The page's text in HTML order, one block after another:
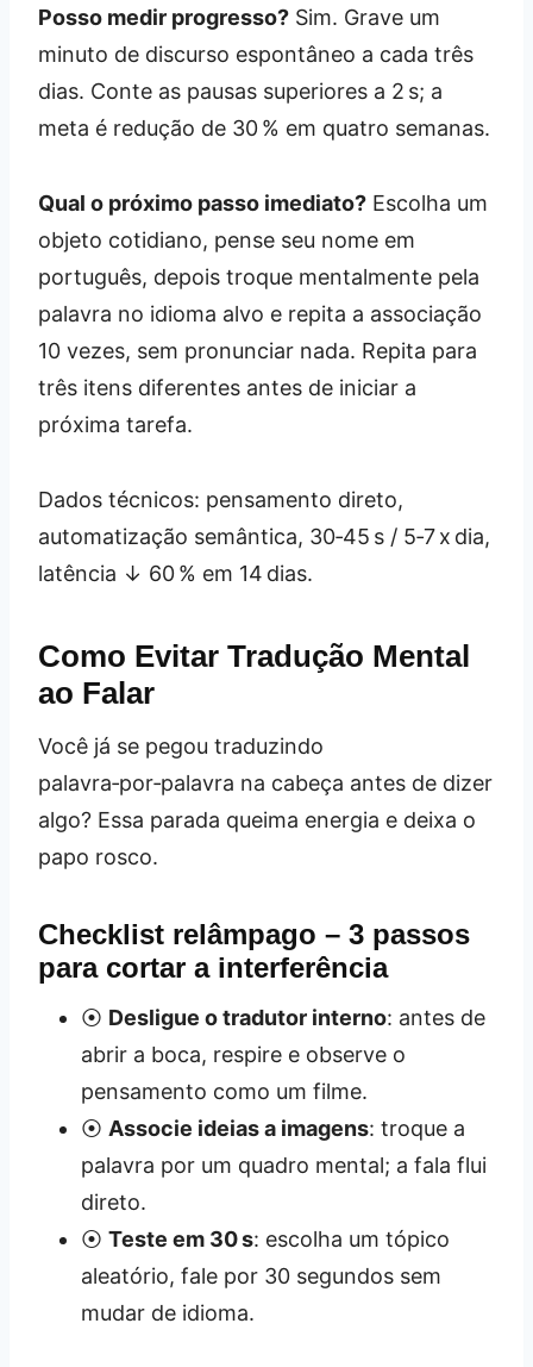
Posso medir progresso? Sim. Grave um
minuto de discurso espontâneo a cada três
dias. Conte as pausas superiores a 2 s; a
meta é redução de 30 % em quatro semanas.
Qual o próximo passo imediato? Escolha um
objeto cotidiano, pense seu nome em
português, depois troque mentalmente pela
palavra no idioma alvo e repita a associação
10 vezes, sem pronunciar nada. Repita para
três itens diferentes antes de iniciar a
próxima tarefa.
Dados técnicos: pensamento direto,
automatização semântica, 30‑45 s / 5‑7 x dia,
latência ↓ 60 % em 14 dias.
Como Evitar Tradução Mental
ao Falar
Você já se pegou traduzindo
palavra‑por‑palavra na cabeça antes de dizer
algo? Essa parada queima energia e deixa o
papo rosco.
Checklist relâmpago – 3 passos
para cortar a interferência
⦿ Desligue o tradutor interno: antes de
abrir a boca, respire e observe o
pensamento como um filme.
⦿ Associe ideias a imagens: troque a
palavra por um quadro mental; a fala flui
direto.
⦿ Teste em 30 s: escolha um tópico
aleatório, fale por 30 segundos sem
mudar de idioma.